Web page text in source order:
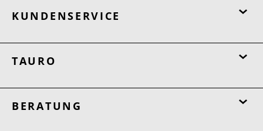
KUNDENSERVICE
TAURO
BERATUNG